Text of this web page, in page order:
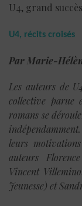
U4, grand
U4, récits croisés
Par Marie-
Les auteurs de
collective parue
romans se
leurs
auteurs
Vincent
Jeunesse) et